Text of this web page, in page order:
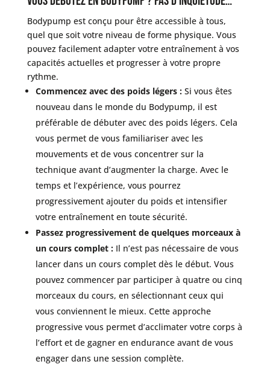
Bodypump est conçu pour être accessible à tous,
quel que soit votre niveau de forme physique. Vous
pouvez facilement adapter votre entraînement à vos
capacités actuelles et progresser à votre propre
rythme.
Commencez avec des poids légers :Si vous êtes
nouveau dans le monde du Bodypump, il est
préférable de débuter avec des poids légers. Cela
vous permet de vous familiariser avec les
mouvements et de vous concentrer sur la
technique avant d’augmenter la charge. Avec le
temps et l’expérience, vous pourrez
progressivement ajouter du poids et intensifier
votre entraînement en toute sécurité.
Passez progressivement de quelques morceaux à
un cours complet :Il n’est pas nécessaire de vous
lancer dans un cours complet dès le début. Vous
pouvez commencer par participer à quatre ou cinq
morceaux du cours, en sélectionnant ceux qui
vous conviennent le mieux. Cette approche
progressive vous permet d’acclimater votre corps à
l’effort et de gagner en endurance avant de vous
engager dans une session complète.